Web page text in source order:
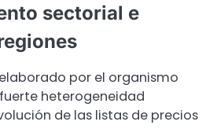
sectorial e
por el organismo
heterogeneidad
de las listas de precios